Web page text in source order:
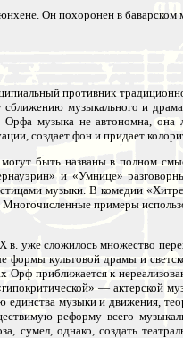
Он похоронен в баварском
противник
музыкального и
Орфа музыка не автономна,
создает фон и придает
быть названы в полном
и «Умнице»
музыки. В комедии
примеры
в. уже сложилось множество
формы культовой драмы и
Орф приближается к
—
единства музыки и движения,
реформу всего
сумел, однако, создать